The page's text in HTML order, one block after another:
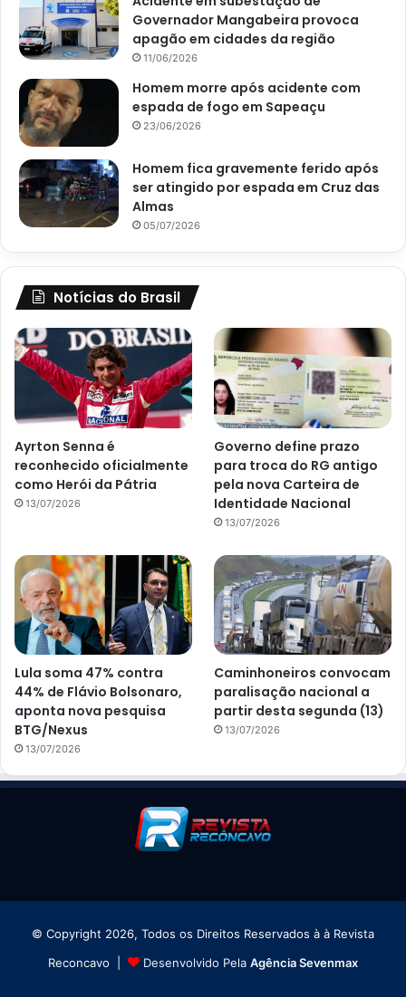
Governador Mangabeira provoca
apagão em cidades da região
11/06/2026
Homem morre após acidente com
espada de fogo em Sapeaçu
23/06/2026
Homem fica gravemente ferido após
ser atingido por espada em Cruz das
Almas
05/07/2026
Notícias do Brasil
Ayrton Senna é
reconhecido oficialmente
como Herói da Pátria
13/07/2026
Governo define prazo
para troca do RG antigo
pela nova Carteira de
Identidade Nacional
13/07/2026
Lula soma 47% contra
44% de Flávio Bolsonaro,
aponta nova pesquisa
BTG/Nexus
13/07/2026
Caminhoneiros convocam
paralisação nacional a
partir desta segunda (13)
13/07/2026
© Copyright 2026, Todos os Direitos Reservados à à Revista
Reconcavo |
Desenvolvido Pela Agência Sevenmax